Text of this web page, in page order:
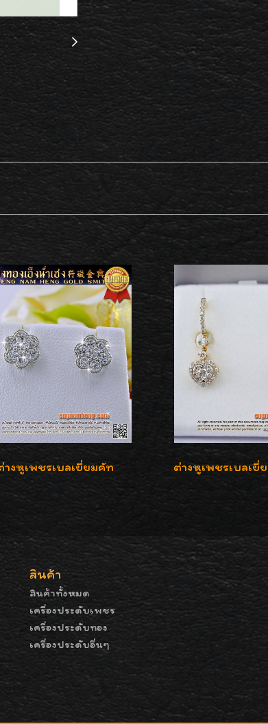
างหูเพชรเบลเยี่ยมคัท
สินค้า
สินค้าทั้งหมด
เครื่องประดับเพชร
เครื่องประดับทอง
เครื่องประดับอื่นๆ